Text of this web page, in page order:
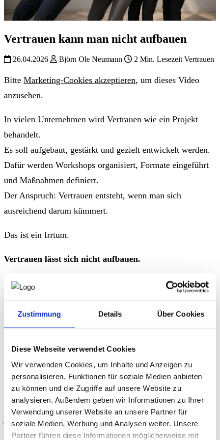
Zustimmung Details Über Cookies
Diese Webseite verwendet Cookies
Wir verwenden Cookies, um Inhalte und Anzeigen zu
personalisieren, Funktionen für soziale Medien anbieten
zu können und die Zugriffe auf unsere Website zu
analysieren. Außerdem geben wir Informationen zu Ihrer
Verwendung unserer Website an unsere Partner für
soziale Medien, Werbung und Analysen weiter. Unsere
Partner führen diese Informationen möglicherweise mit
Vertrauen kann man nicht aufbauen
26.04.2026 Björn Ole Neumann 2 Min. LesezeitVertrauen
Bitte Marketing-Cookies akzeptieren, um dieses Video
anzusehen.
In vielen Unternehmen wird Vertrauen wie ein Projekt
behandelt.
Es soll aufgebaut, gestärkt und gezielt entwickelt werden.
Dafür werden Workshops organisiert, Formate eingeführt
und Maßnahmen definiert.
Der Anspruch: Vertrauen entsteht, wenn man sich
ausreichend darum kümmert.
Das ist ein Irrtum.
Vertrauen lässt sich nicht aufbauen.
Wer behauptet, es sei möglich, unterstellt, dass Vertrauen
gezielt hergestellt werden kann.
Das würde bedeuten, es ließe sich erzeugen – und damit
auch steuern.
Das macht den Gedanken problematisch. Denn ein
Manipulation.
Im Alltag zeigt sich, wie wenig dieser Ansatz trägt:
Zusagen werden gemacht und nicht eingehalten